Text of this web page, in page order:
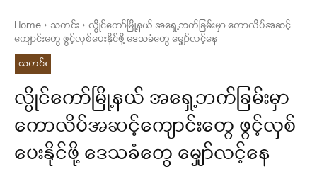
Home သတင်း
လွိုင်ကော်မြို့နယ် အရှေ့ဘက်ခြမ်းမှာ ကောလိပ်အဆင့်
ကျောင်းတွေ ဖွင့်လှစ်ပေးနိုင်ဖို့ ဒေသခံတွေ မျှော်လင့်နေ
သတင်း
လွိုင်ကော်မြို့နယ် အရှေ့ဘက်ခြမ်းမှာ
ကောလိပ်အဆင့်ကျောင်းတွေ ဖွင့်လှစ်
ပေးနိုင်ဖို့ ဒေသခံတွေ မျှော်လင့်နေ